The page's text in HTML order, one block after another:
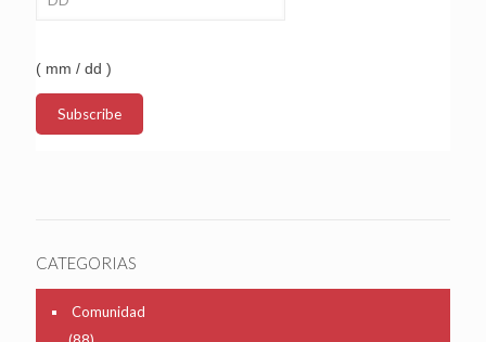
( mm / dd )
CATEGORIAS
Comunidad